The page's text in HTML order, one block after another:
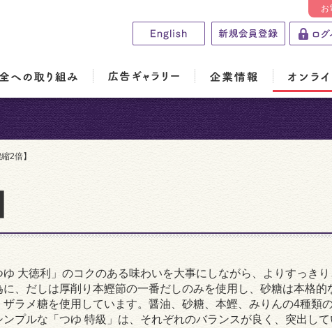
お
2倍】
ゆ 大徳利」のコクのある味わいを大事にしながら、よりすっき
に、だしは厚削り本鰹節の一番だしのみを使用し、砂糖は本格的
ザラメ糖を使用しています。醤油、砂糖、本鰹、みりんの4種類
ンプルな「つゆ 特級」は、それぞれのバランスが良く、突出して